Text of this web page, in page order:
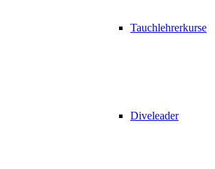
Tauchlehrerkurse
Diveleader